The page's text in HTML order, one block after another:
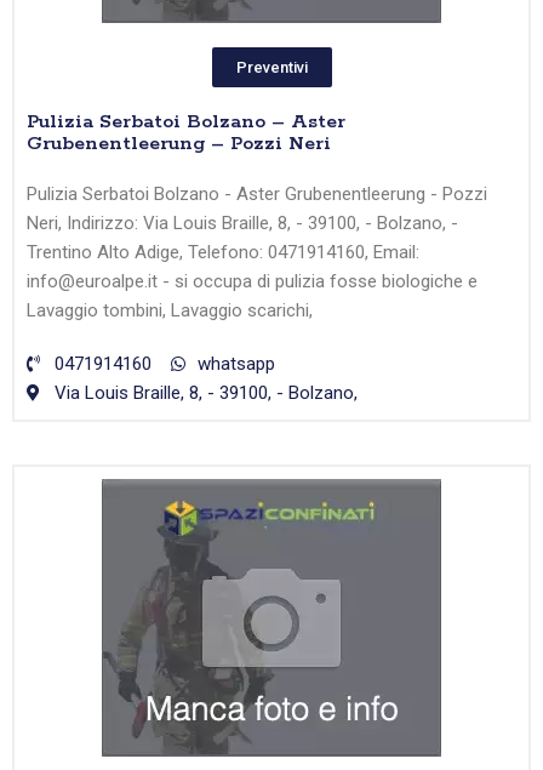
Preventivi
Pulizia Serbatoi Bolzano – Aster
Grubenentleerung – Pozzi Neri
Pulizia Serbatoi Bolzano - Aster Grubenentleerung - Pozzi
Neri, Indirizzo: Via Louis Braille, 8, - 39100, - Bolzano, -
Trentino Alto Adige, Telefono: 0471914160, Email:
info@euroalpe.it - si occupa di pulizia fosse biologiche e
Lavaggio tombini, Lavaggio scarichi,
0471914160
whatsapp
Via Louis Braille, 8, - 39100, - Bolzano,